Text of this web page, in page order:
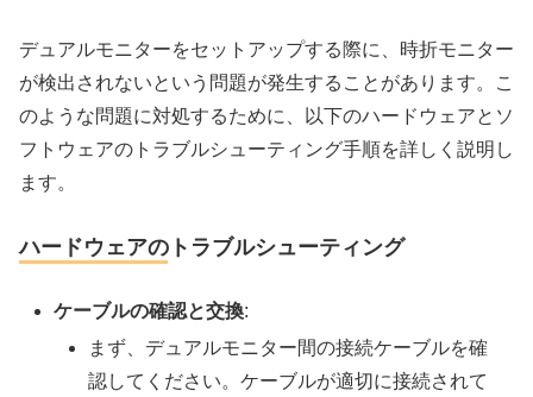
デュアルモニターをセットアップする際に、時折モニター
が検出されないという問題が発生することがあります。こ
のような問題に対処するために、以下のハードウェアとソ
フトウェアのトラブルシューティング手順を詳しく説明し
ます。
ハードウェアのトラブルシューティング
ケーブルの確認と交換:
まず、デュアルモニター間の接続ケーブルを確
認してください。ケーブルが適切に接続されて